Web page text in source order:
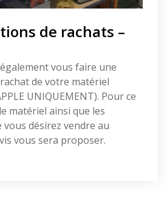
de rachats –
vous faire une
de votre matériel
UNIQUEMENT). Pour ce
matériel ainsi que les
vous désirez vendre au
vous sera proposer.